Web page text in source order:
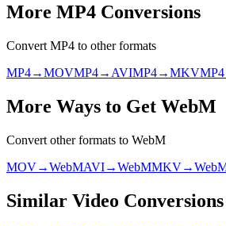
More MP4 Conversions
Convert MP4 to other formats
MP4→MOVMP4→ AVIMP4→MKVMP4
More Ways to Get WebM
Convert other formats to WebM
MOV→WebMAVI→WebMMKV→
Similar Video Conversions